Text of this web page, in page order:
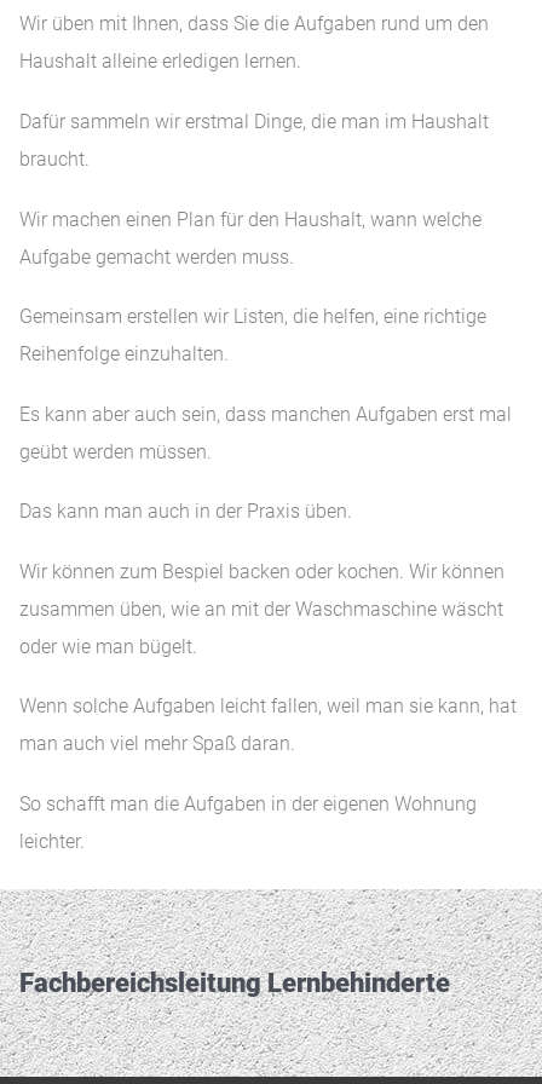
Wir üben mit Ihnen, dass Sie die Aufgaben rund um den
Haushalt alleine erledigen lernen.
Dafür sammeln wir erstmal Dinge, die man im Haushalt
braucht.
Wir machen einen Plan für den Haushalt, wann welche
Aufgabe gemacht werden muss.
Gemeinsam erstellen wir Listen, die helfen, eine richtige
Reihenfolge einzuhalten.
Es kann aber auch sein, dass manchen Aufgaben erst mal
geübt werden müssen.
Das kann man auch in der Praxis üben.
Wir können zum Bespiel backen oder kochen. Wir können
zusammen üben, wie an mit der Waschmaschine wäscht
oder wie man bügelt.
Wenn solche Aufgaben leicht fallen, weil man sie kann, hat
man auch viel mehr Spaß daran.
So schafft man die Aufgaben in der eigenen Wohnung
leichter.
Fachbereichs­leitung Lernbehinderte